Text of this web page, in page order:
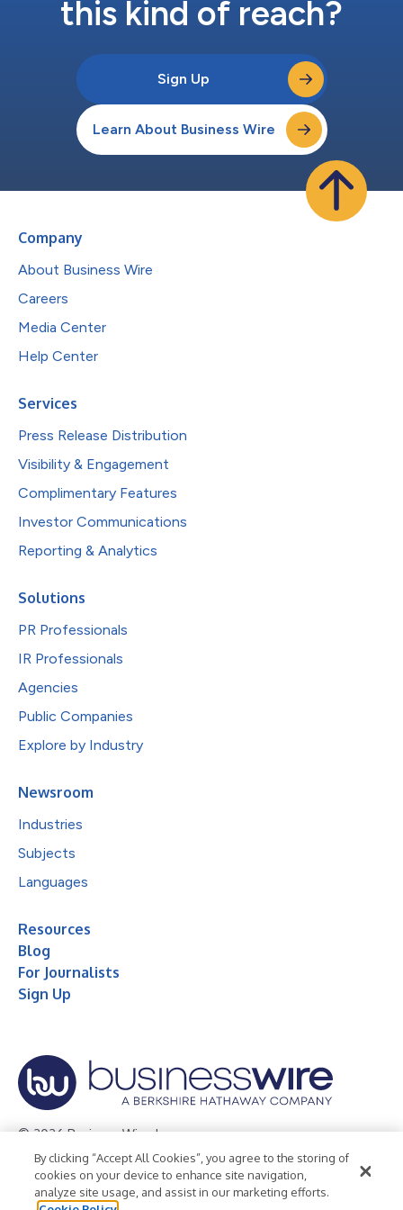
this kind of reach?
Sign Up
Learn About Business Wire
Company
About Business Wire
Careers
Media Center
Help Center
Services
Press Release Distribution
Visibility & Engagement
Complimentary Features
Investor Communications
Reporting & Analytics
Solutions
PR Professionals
IR Professionals
Agencies
Public Companies
Explore by Industry
Newsroom
Industries
Subjects
Languages
Resources
Blog
For Journalists
Sign Up
© 2026 Business Wire, Inc.
Privacy Policy Cookie Policy
Accessibility Statement
Terms of Use
Legal
By clicking “Accept All Cookies”, you agree to the storing of
cookies on your device to enhance site navigation,
analyze site usage, and assist in our marketing efforts.